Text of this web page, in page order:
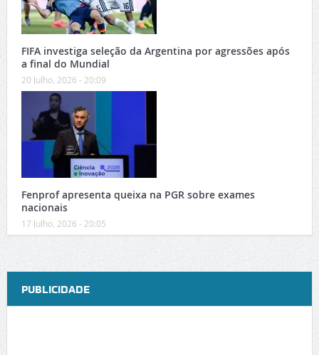
FIFA investiga seleção da Argentina por agressões após
a final do Mundial
20 Julho, 2026 - 20:09
Fenprof apresenta queixa na PGR sobre exames
nacionais
17 Julho, 2026 - 20:05
PUBLICIDADE